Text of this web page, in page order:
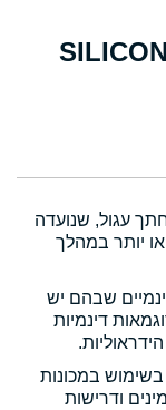
244.00×3.00
עגול, שנועדה
יותר במהלך
שבהם יש
דינמיות
בשימוש במכונות
ודרישות